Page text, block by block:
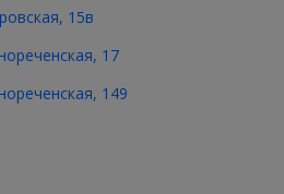
15в
17
149